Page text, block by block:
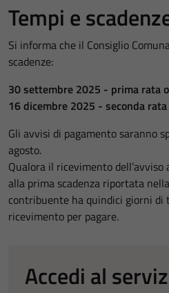
Tempi e
Si informa che il Consiglio
scadenze:
30 settembre 2025 - prima rata
16 dicembre 2025 - seconda rata
Gli avvisi di pagamento saranno
agosto.
Qualora il ricevimento
alla prima scadenza riportata
contribuente ha quindici giorni di
ricevimento per pagare.
Accedi al